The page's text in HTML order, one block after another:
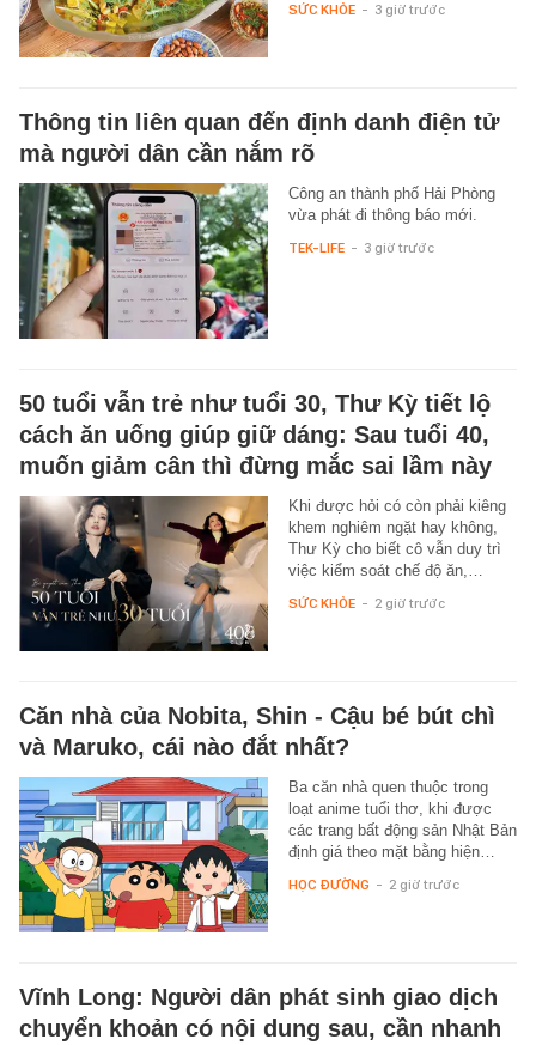
SỨC KHỎE - 3 giờ trước
Thông tin liên quan đến định danh điện tử
mà người dân cần nắm rõ
Công an thành phố Hải Phòng
vừa phát đi thông báo mới.
TEK-LIFE - 3 giờ trước
50 tuổi vẫn trẻ như tuổi 30, Thư Kỳ tiết lộ
cách ăn uống giúp giữ dáng: Sau tuổi 40,
muốn giảm cân thì đừng mắc sai lầm này
Khi được hỏi có còn phải kiêng
khem nghiêm ngặt hay không,
Thư Kỳ cho biết cô vẫn duy trì
việc kiểm soát chế độ ăn,…
SỨC KHỎE - 2 giờ trước
Căn nhà của Nobita, Shin - Cậu bé bút chì
và Maruko, cái nào đắt nhất?
Ba căn nhà quen thuộc trong
loạt anime tuổi thơ, khi được
các trang bất động sản Nhật Bản
định giá theo mặt bằng hiện…
HỌC ĐƯỜNG - 2 giờ trước
Vĩnh Long: Người dân phát sinh giao dịch
chuyển khoản có nội dung sau, cần nhanh